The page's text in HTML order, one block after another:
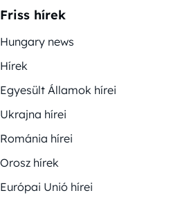
Friss hírek
Hungary news
Hírek
Egyesült Államok hírei
Ukrajna hírei
Románia hírei
Orosz hírek
Európai Unió hírei